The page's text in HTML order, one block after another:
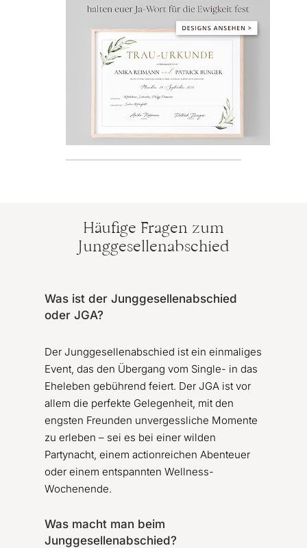
Häufige Fragen zum
Junggesellenabschied
Was ist der Junggesellenabschied
oder JGA?
Der Junggesellenabschied ist ein einmaliges
Event, das den Übergang vom Single- in das
Eheleben gebührend feiert. Der JGA ist vor
allem die perfekte Gelegenheit, mit den
engsten Freunden unvergessliche Momente
zu erleben – sei es bei einer wilden
Partynacht, einem actionreichen Abenteuer
oder einem entspannten Wellness-
Wochenende.
Was macht man beim
Junggesellenabschied?